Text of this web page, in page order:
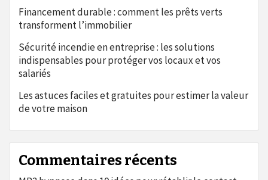
Financement durable : comment les prêts verts
transforment l’immobilier
Sécurité incendie en entreprise : les solutions
indispensables pour protéger vos locaux et vos
salariés
Les astuces faciles et gratuites pour estimer la valeur
de votre maison
Commentaires récents